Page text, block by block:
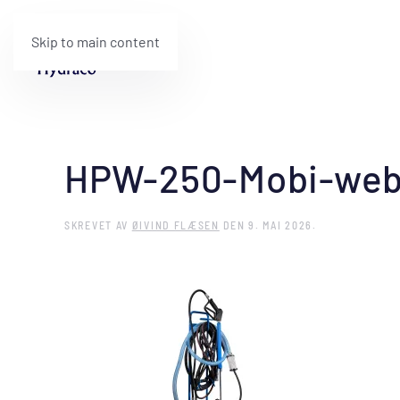
Skip to main content
HPW-250-Mobi-web
SKREVET AV ØIVIND FLÆSEN DEN9. MAI 2026 .